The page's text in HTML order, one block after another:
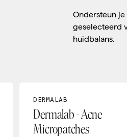
Ondersteun
geselecteerd
huidbalans.
DERMALAB
Dermalab - Acne
Micropatches